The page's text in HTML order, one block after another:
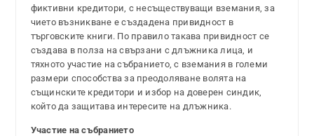
фиктивни кредитори, с несъществуващи вземания, за
чието възникване е създадена привидност в
търговските книги. По правило такава привидност се
създава в полза на свързани с длъжника лица, и
тяхното участие на събранието, с вземания в големи
размери способства за преодоляване волята на
същинските кредитори и избор на доверен синдик,
който да защитава интересите на длъжника.
Участие на събранието